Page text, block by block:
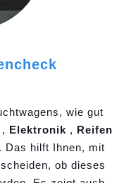
wie gut
, Elektronik , Reifen
Das hilft Ihnen, mit
ob dieses